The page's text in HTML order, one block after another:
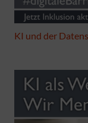
KI und der